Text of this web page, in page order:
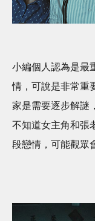
小編個人認為是最
情，可說是非常重
家是需要逐步解謎
不知道女主角和張
段戀情，可能觀眾